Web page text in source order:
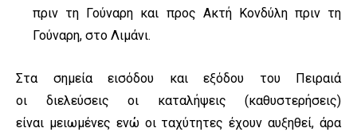
πριν τη Γούναρη και προς Ακτή Κονδύλη πριν τη
Γούναρη, στο Λιμάνι.
Στα σημεία εισόδου και εξόδου του Πειραιά
οι διελεύσεις οι καταλήψεις (καθυστερήσεις)
είναι μειωμένες ενώ οι ταχύτητες έχουν αυξηθεί, άρα